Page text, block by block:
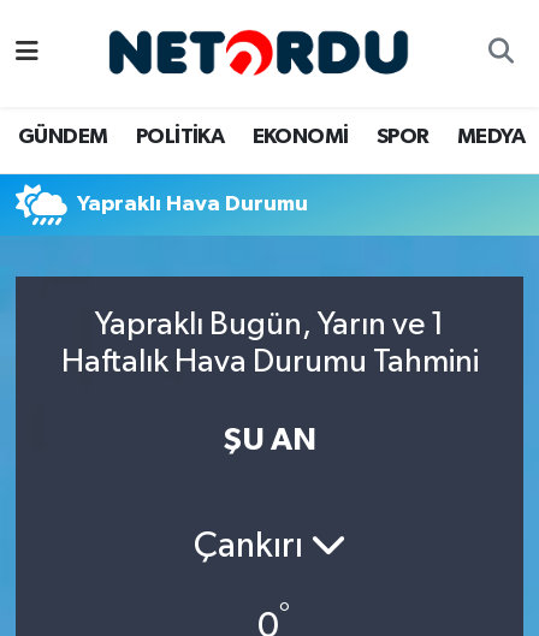
GÜNDEM POLİTİKA EKONOMİ SPOR MEDYA
Yapraklı Hava Durumu
Yapraklı Bugün, Yarın ve 1
Haftalık Hava Durumu Tahmini
ŞU AN
Çankırı
0°
DÜNYA
EĞİTİM
EKONOMİ
Namaz Vakitleri
Trafik Durumu
Süper Lig Puan Durumu ve Fikstür
Son Dakika Haberleri